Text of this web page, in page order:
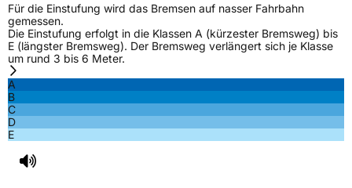
Für die Einstufung wird das Bremsen auf nasser Fahrbahn
gemessen.
Die Einstufung erfolgt in die Klassen A (kürzester Bremsweg) bis
E (längster Bremsweg). Der Bremsweg verlängert sich je Klasse
um rund 3 bis 6 Meter.
A
B
C
D
E